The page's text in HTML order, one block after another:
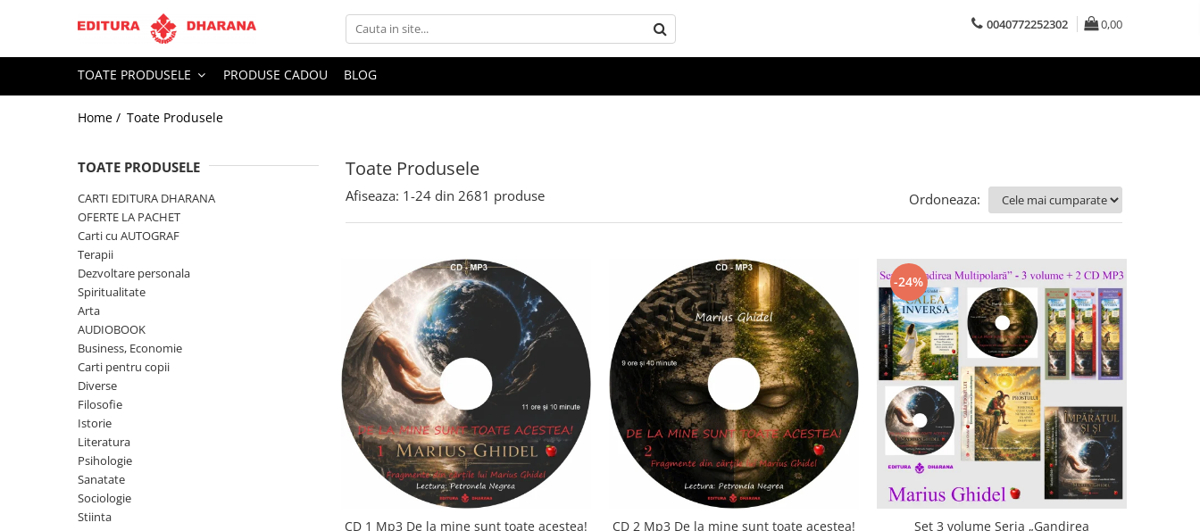
Toate Produsele
CARTI EDITURA DHARANA
OFERTE LA PACHET
Dezvoltare personala
Spiritualitate
AUDIOBOOK
Business, Economie
Carti pentru copii
0040772252302 0,00
TOATE PRODUSELE PRODUSE CADOU BLOG
Home / Toate Produsele
Toate Produsele
TOATE PRODUSELE
CARTI EDITURA DHARANA
OFERTE LA PACHET
Carti cu AUTOGRAF
Terapii
Dezvoltare personala
Spiritualitate
Arta
AUDIOBOOK
Business, Economie
Carti pentru copii
Diverse
Filosofie
Istorie
Literatura
Psihologie
Sanatate
Sociologie
Stiinta
Afiseaza: 1-24 din 2681 produse Ordoneaza:
CD 1 Mp3 De la mine sunt toate acestea!
CD 2 Mp3 De la mine sunt toate acestea!
-24%
Set 3 volume Seria „Gandirea